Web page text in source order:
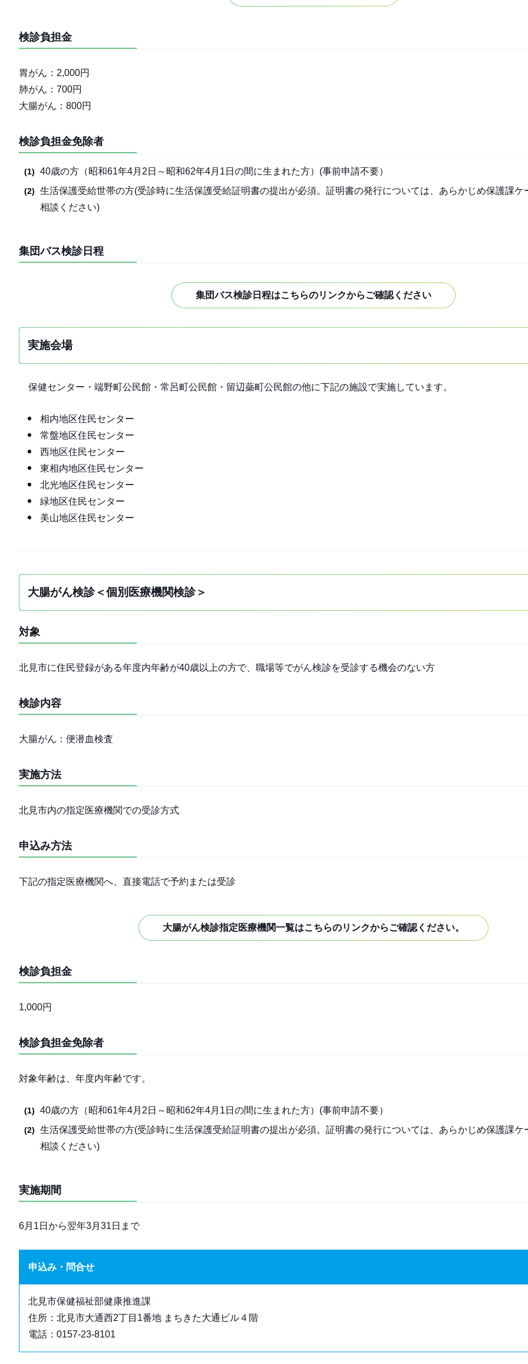
検診負担金
胃がん：2,000円
肺がん：700円
大腸がん：800円
検診負担金免除者
40歳の方（昭和61年4月2日～昭和62年4月1日の間に生まれた方）(事前申請不要）
生活保護受給世帯の方(受診時に生活保護受給証明書の提出が必須。証明書の発行については、あらかじめ保護課ケ
相談ください)
集団バス検診日程
集団バス検診日程はこちらのリンクからご確認ください
実施会場
保健センター・端野町公民館・常呂町公民館・留辺蘂町公民館の他に下記の施設で実施しています。
相内地区住民センター
常盤地区住民センター
西地区住民センター
東相内地区住民センター
北光地区住民センター
緑地区住民センター
美山地区住民センター
大腸がん検診＜個別医療機関検診＞
対象
北見市に住民登録がある年度内年齢が40歳以上の方で、職場等でがん検診を受診する機会のない方
検診内容
大腸がん：便潜血検査
実施方法
北見市内の指定医療機関での受診方式
申込み方法
下記の指定医療機関へ、直接電話で予約または受診
大腸がん検診指定医療機関一覧はこちらのリンクからご確認ください。
検診負担金
1,000円
検診負担金免除者
対象年齢は、年度内年齢です。
40歳の方（昭和61年4月2日～昭和62年4月1日の間に生まれた方）(事前申請不要）
生活保護受給世帯の方(受診時に生活保護受給証明書の提出が必須。証明書の発行については、あらかじめ保護課ケ
相談ください)
実施期間
6月1日から翌年3月31日まで
申込み・問合せ
北見市保健福祉部健康推進課
住所：北見市大通西2丁目1番地 まちきた大通ビル４階
電話：0157-23-8101